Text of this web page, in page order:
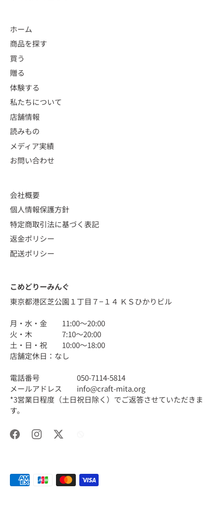
ホーム
商品を探す
買う
贈る
体験する
私たちについて
店舗情報
読みもの
メディア実績
お問い合わせ
会社概要
個人情報保護方針
特定商取引法に基づく表記
返金ポリシー
配送ポリシー
こめどりーみんぐ
東京都港区芝公園１丁目７−１４ ＫＳひかりビル
月・水・金 11:00〜20:00
火・木 7:10〜20:00
土・日・祝 10:00〜18:00
店舗定休日：なし
電話番号 050-7114-5814
メールアドレス info@craft-mita.org
*3営業日程度（土日祝日除く）でご返答させていただきま
す。